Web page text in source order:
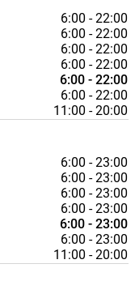
6:00 - 22:00
6:00 - 22:00
6:00 - 22:00
6:00 - 22:00
6:00 - 22:00
6:00 - 22:00
11:00 - 20:00
6:00 - 23:00
6:00 - 23:00
6:00 - 23:00
6:00 - 23:00
6:00 - 23:00
6:00 - 23:00
11:00 - 20:00